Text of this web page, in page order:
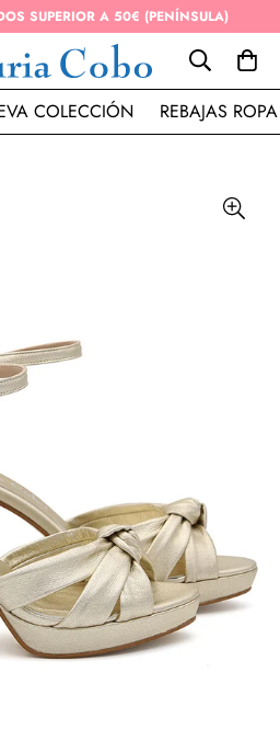
SUPERIOR A 50€ (PENÍNSULA)
COLECCIÓN REBAJAS ROPA